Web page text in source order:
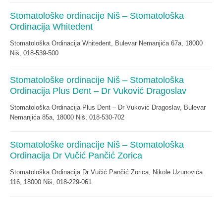
Stomatološke ordinacije Niš – Stomatološka
Ordinacija Whitedent
Stomatološka Ordinacija Whitedent, Bulevar Nemanjića 67a, 18000
Niš, 018-539-500
Stomatološke ordinacije Niš – Stomatološka
Ordinacija Plus Dent – Dr Vuković Dragoslav
Stomatološka Ordinacija Plus Dent – Dr Vuković Dragoslav, Bulevar
Nemanjića 85a, 18000 Niš, 018-530-702
Stomatološke ordinacije Niš – Stomatološka
Ordinacija Dr Vučić Pančić Zorica
Stomatološka Ordinacija Dr Vučić Pančić Zorica, Nikole Uzunovića
116, 18000 Niš, 018-229-061